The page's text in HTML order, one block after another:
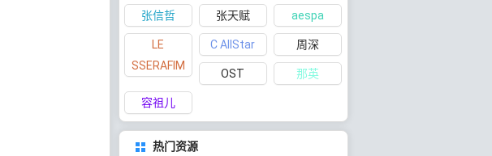
张信哲 张天赋 aespa
LE
SSERAFIM
C AllStar 周深
OST 那英
容祖儿
热门资源